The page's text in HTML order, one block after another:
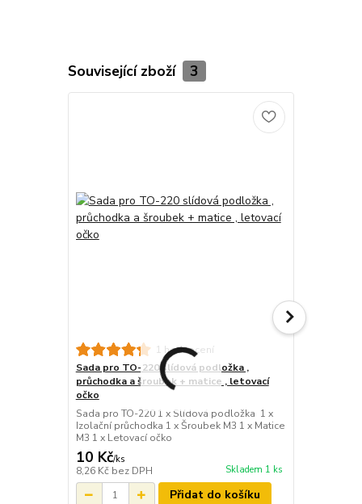
Související zboží 3
1 hodnocení
Sada pro TO-220 slídová podložka ,
průchodka a šroubek + matice , letovací
očko
Sada pro TO-220 1 x Slídová podložka 1 x
Izolační průchodka 1 x Šroubek M3 1 x Matice
M3 1 x Letovací očko
10 Kč/ks
8,26 Kč bez DPH Skladem 1 ks
Přidat do košíku